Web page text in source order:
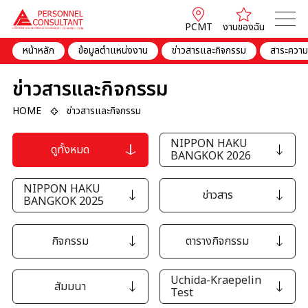
PCMT
งานของฉัน
หน้าหลัก
ข้อมูลตำแหน่งงาน ข่าวสารและกิจกรรม สาระควา
ข่าวสารและกิจกรรม
HOME ข่าวสารและกิจกรรม
ดูทั้งหมด NIPPON HAKU
BANGKOK 2026
NIPPON HAKU
BANGKOK 2025 ข่าวสาร
กิจกรรม ตารางกิจกรรม
สัมมนา Uchida-Kraepelin
Test